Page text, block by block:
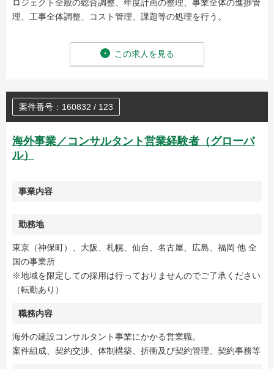
ロジェクト全般の総合調整、年度計画の整理、事業全体の進捗管
理、工事全体調整、コスト管理、課題等の処理を行う。
この求人を見る
案件番号：160832 / 123
海外事業／コンサルタント営業経験者（グローバ
ル）
事業内容
勤務地
東京（神保町）、大阪、札幌、仙台、名古屋、広島、福岡 他 全
国の事業所
※地域を限定しての採用は行っておりませんのでご了承ください
（転勤あり）
職務内容
海外の建設コンサルタント事業にかかる営業職。
案件組成、契約交渉、体制構築、折衝及び契約管理、契約事務等